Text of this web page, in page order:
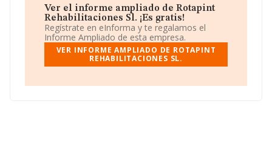
Su email es rotapint.rehabilitaciones@gmail.com
página web eswww.rotapint-
rehabilitaciones.ueniweb.com.
La empresaRotapint Rehabilitaciones S.L, CIF
B01886720, está situada en Calle Puerta De Jerez núm.
1 Piso 1 A, (11520), Rota, en Cádiz, Andalucía.
Con los datos a disposición de INFORMA sobre 10.764
Ver el informe ampliado de Rotapint
Rehabilitaciones Sl. ¡Es gratis!
Regístrate en eInforma y te regalamos el
Informe Ampliado de esta empresa.
VER INFORME AMPLIADO DE ROTAPINT
REHABILITACIONES SL.